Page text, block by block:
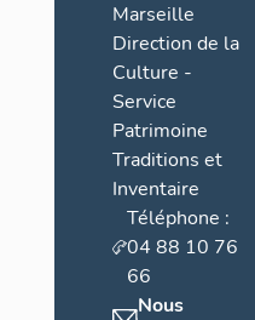
Marseille
Direction de la
Culture -
Service
Patrimoine
Traditions et
Inventaire
Téléphone :
04 88 10 76
66
Nous